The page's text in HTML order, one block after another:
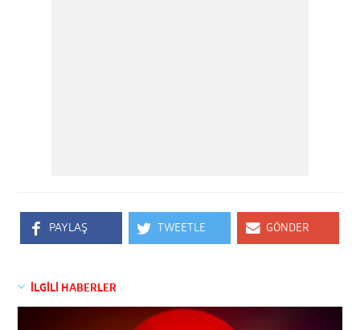
PAYLAŞ TWEETLE GÖNDER
İLGİLİ HABERLER